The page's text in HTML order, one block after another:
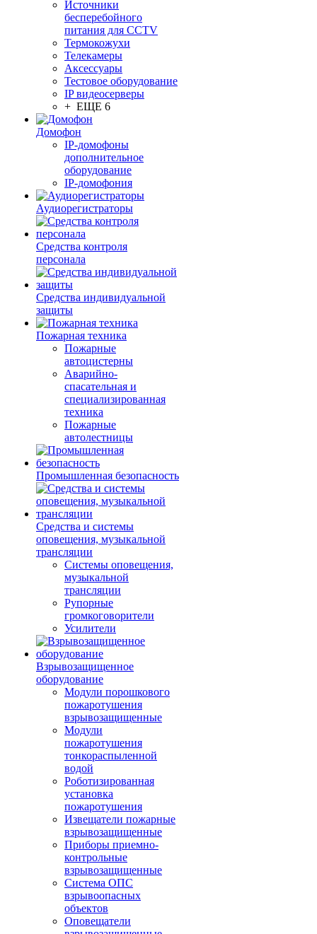
Источники
бесперебойного
питания для CCTV
Термокожухи
Телекамеры
Аксессуары
Тестовое оборудование
IP видеосерверы
+ ЕЩЕ 6
Домофон
IP-домофоны
дополнительное
оборудование
IP-домофония
Аудиорегистраторы
Средства контроля
персонала
Средства индивидуальной
защиты
Пожарная техника
Пожарные
автоцистерны
Аварийно-
спасательная и
специализированная
техника
Пожарные
автолестницы
Промышленная безопасность
Средства и системы
оповещения, музыкальной
трансляции
Системы оповещения,
музыкальной
трансляции
Рупорные
громкоговорители
Усилители
Взрывозащищенное
оборудование
Модули порошкового
пожаротушения
взрывозащищенные
Модули
пожаротушения
тонкораспыленной
водой
Роботизированная
установка
пожаротушения
Извещатели пожарные
взрывозащищенные
Приборы приемно-
контрольные
взрывозащищенные
Система ОПС
взрывоопасных
объектов
Оповещатели